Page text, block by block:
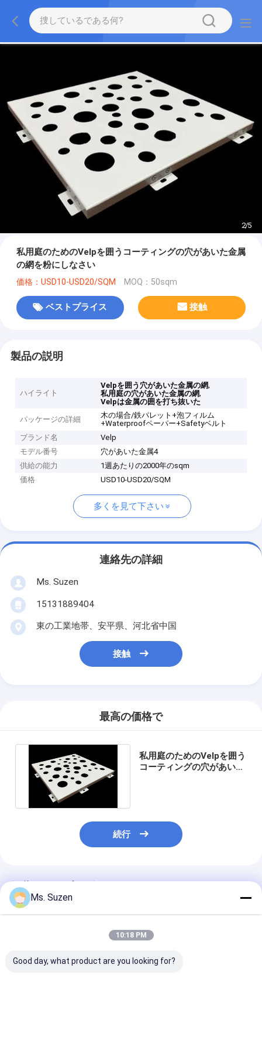
2/5
私用庭のためのVelpを囲うコーティングの穴があいた金属
の網を粉にしなさい
価格：USD10-USD20/SQM MOQ：50sqm
ベストプライス 接触
製品の説明
ハイライト
Velpを囲う穴があいた金属の網,
私用庭の穴があいた金属の網,
Velpは金属の囲を打ち抜いた
パッケージの詳細
木の場合/鉄パレット+泡フィルム
+Waterproofペーパー+Safetyベルト
ブランド名
Velp
モデル番号
穴があいた金属4
供給の能力
1週あたりの2000年のsqm
価格
USD10-USD20/SQM
多くを見て下さい
連絡先の詳細
Ms. Suzen
15131889404
東の工業地帯、安平県、河北省中国
接触
最高の価格で
私用庭のためのVelpを囲う
コーティングの穴があいた
続行
推薦されたプロダクト
Ms. Suzen
10:18 PM
Good day, what product are you looking for?